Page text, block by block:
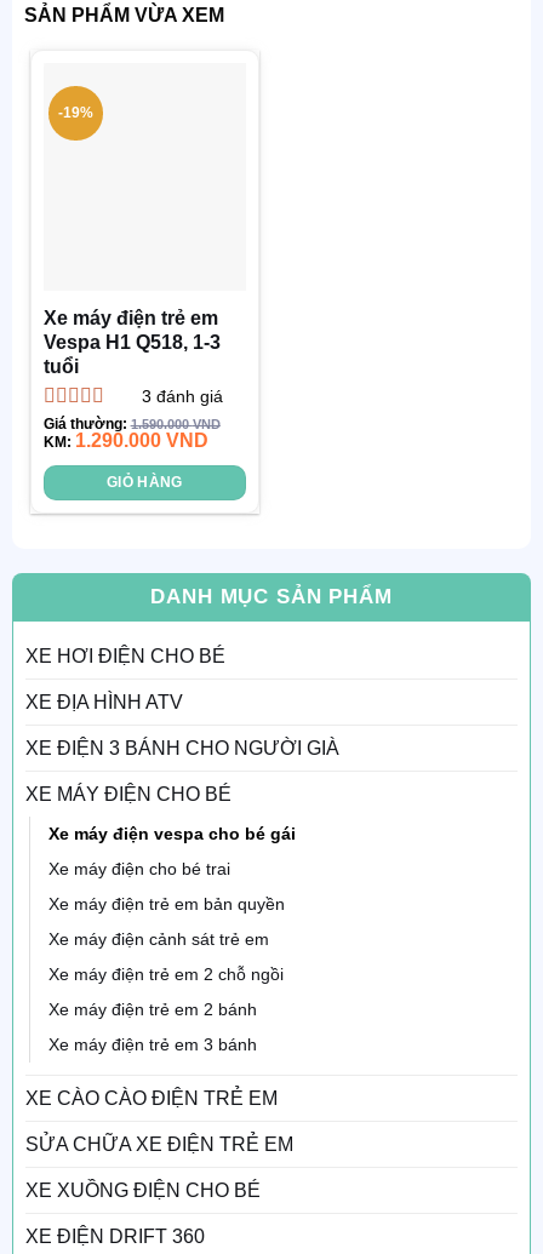
SẢN PHẨM VỪA XEM
-19%
Xe máy điện trẻ em
Vespa H1 Q518, 1-3
tuổi
Được xếp
hạng4.675
sao
3 đánh giá
Giá thường:1.590.000VND
KM: 1.290.000 VND
GIỎ HÀNG
DANH MỤC SẢN PHẨM
XE HƠI ĐIỆN CHO BÉ
XE ĐỊA HÌNH ATV
XE ĐIỆN 3 BÁNH CHO NGƯỜI GIÀ
XE MÁY ĐIỆN CHO BÉ
Xe máy điện vespa cho bé gái
Xe máy điện cho bé trai
Xe máy điện trẻ em bản quyền
Xe máy điện cảnh sát trẻ em
Xe máy điện trẻ em 2 chỗ ngồi
Xe máy điện trẻ em 2 bánh
Xe máy điện trẻ em 3 bánh
XE CÀO CÀO ĐIỆN TRẺ EM
SỬA CHỮA XE ĐIỆN TRẺ EM
XE XUỒNG ĐIỆN CHO BÉ
XE ĐIỆN DRIFT 360